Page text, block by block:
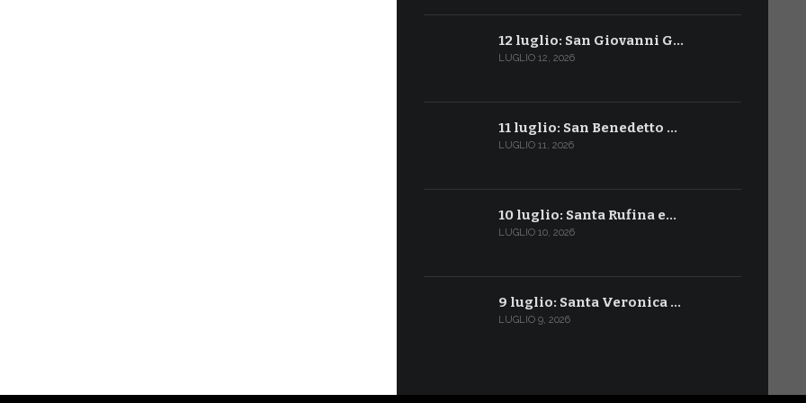
12 luglio: San Giovanni G…
LUGLIO 12, 2026
11 luglio: San Benedetto …
LUGLIO 11, 2026
10 luglio: Santa Rufina e…
LUGLIO 10, 2026
9 luglio: Santa Veronica …
LUGLIO 9, 2026